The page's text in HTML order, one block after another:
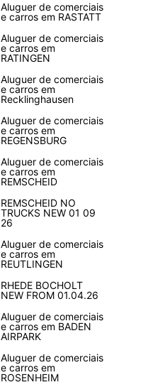
Aluguer de comerciais
e carros em RASTATT
Aluguer de comerciais
e carros em
RATINGEN
Aluguer de comerciais
e carros em
Recklinghausen
Aluguer de comerciais
e carros em
REGENSBURG
Aluguer de comerciais
e carros em
REMSCHEID
REMSCHEID NO
TRUCKS NEW 01 09
26
Aluguer de comerciais
e carros em
REUTLINGEN
RHEDE BOCHOLT
NEW FROM 01.04.26
Aluguer de comerciais
e carros em BADEN
AIRPARK
Aluguer de comerciais
e carros em
ROSENHEIM